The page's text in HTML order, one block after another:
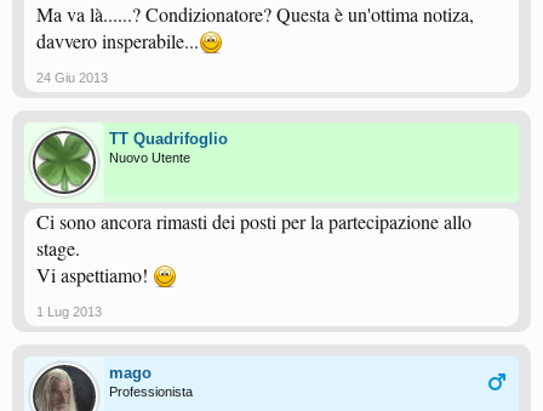
Ma va là......? Condizionatore? Questa è un'ottima notiza,
davvero insperabile...
24 Giu 2013
TT Quadrifoglio
Nuovo Utente
Ci sono ancora rimasti dei posti per la partecipazione allo
stage.
Vi aspettiamo!
1 Lug 2013
mago
Professionista